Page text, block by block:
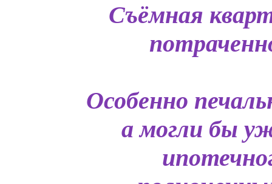
Съёмная
Особенно
а могли бы